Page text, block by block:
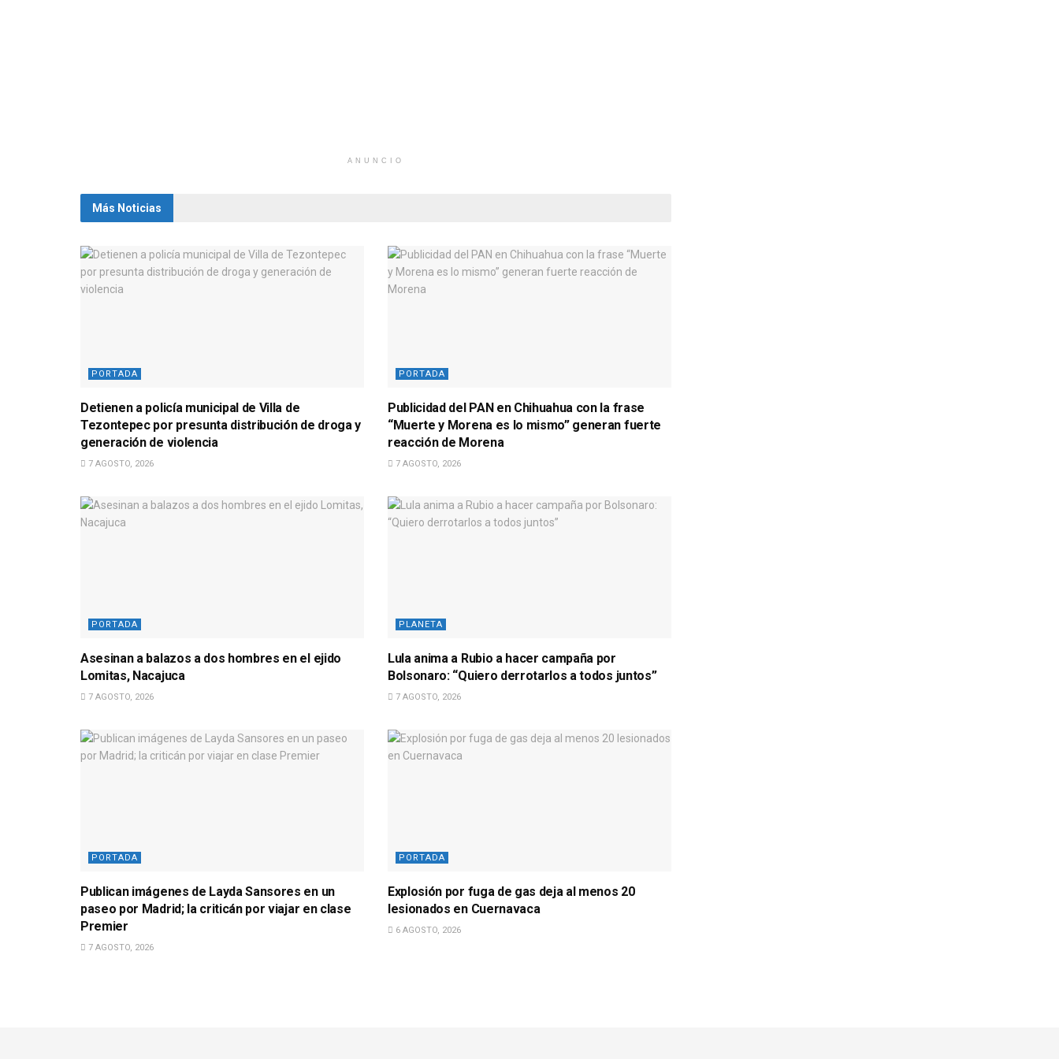
ANUNCIO
Más Noticias
PORTADA
Detienen a policía municipal de Villa de
Tezontepec por presunta distribución de droga y
generación de violencia
7 AGOSTO, 2026
PORTADA
Publicidad del PAN en Chihuahua con la frase
“Muerte y Morena es lo mismo” generan fuerte
reacción de Morena
7 AGOSTO, 2026
PORTADA
Asesinan a balazos a dos hombres en el ejido
Lomitas, Nacajuca
7 AGOSTO, 2026
PLANETA
Lula anima a Rubio a hacer campaña por
Bolsonaro: “Quiero derrotarlos a todos juntos”
7 AGOSTO, 2026
PORTADA
Publican imágenes de Layda Sansores en un
paseo por Madrid; la criticán por viajar en clase
Premier
7 AGOSTO, 2026
PORTADA
Explosión por fuga de gas deja al menos 20
lesionados en Cuernavaca
6 AGOSTO, 2026